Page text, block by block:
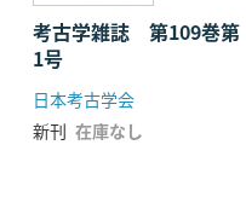
考古学雑誌 第109巻第
1号
日本考古学会
新刊 在庫なし